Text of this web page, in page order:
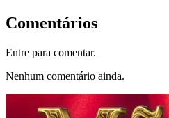
Comentários
Entre para comentar.
Nenhum comentário ainda.